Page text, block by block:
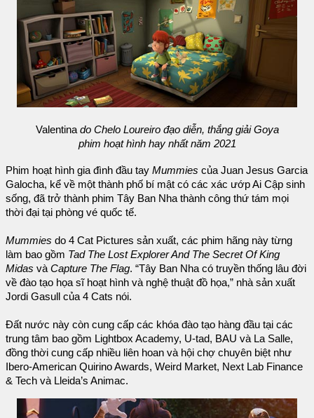
Valentinado Chelo Loureiro đạo diễn, thắng giải Goya
phim hoạt hình hay nhất năm 2021
Phim hoạt hình gia đình đầu tay Mummies của Juan Jesus Garcia
Galocha, kể về một thành phố bí mật có các xác ướp Ai Cập sinh
sống, đã trở thành phim Tây Ban Nha thành công thứ tám mọi
thời đại tại phòng vé quốc tế.
Mummies do 4 Cat Pictures sản xuất, các phim hãng này từng
làm bao gồm Tad The Lost Explorer And The Secret Of King
Midas và Capture The Flag. “Tây Ban Nha có truyền thống lâu đời
về đào tạo họa sĩ hoạt hình và nghệ thuật đồ họa,” nhà sản xuất
Jordi Gasull của 4 Cats nói.
Đất nước này còn cung cấp các khóa đào tạo hàng đầu tại các
trung tâm bao gồm Lightbox Academy, U-tad, BAU và La Salle,
đồng thời cung cấp nhiều liên hoan và hội chợ chuyên biệt như
Ibero-American Quirino Awards, Weird Market, Next Lab Finance
& Tech và Lleida’s Animac.